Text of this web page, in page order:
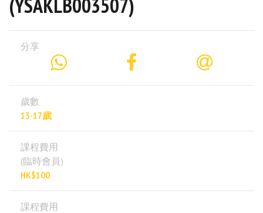
(YSAKLB003507)
分享
歲數
13-17歲
課程費用
(臨時會員)
HK$100
課程費用